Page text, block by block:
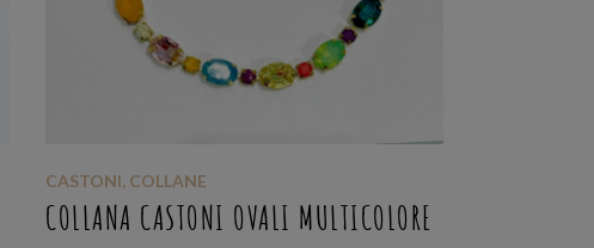
CASTONI, COLLANE
COLLANA CASTONI OVALI MULTICOLORE